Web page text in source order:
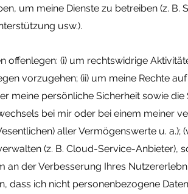
um meine Dienste zu betreiben (z. B.
usw.).
offenlegen: (i) um rechtswidrige
vorzugehen; (ii) um meine Rechte
meine persönliche Sicherheit sowie
bei mir oder bei einem meiner
aller Vermögenswerte u. a.);
(z. B. Cloud-Service-Anbieter),
an der Verbesserung Ihres
dass ich nicht personenbezogene